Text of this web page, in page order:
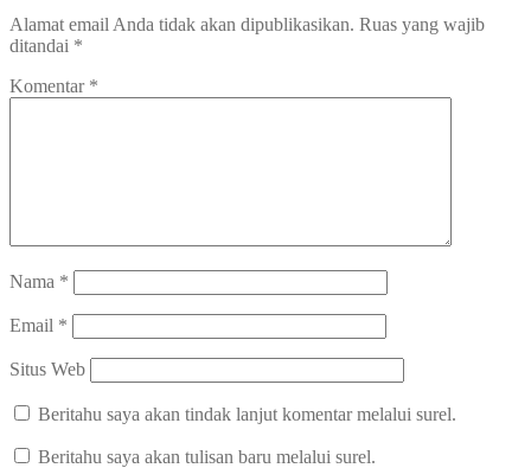
Alamat email Anda tidak akan dipublikasikan. Ruas yang wajib
ditandai *
Komentar *
Nama *
Email *
Situs Web
Beritahu saya akan tindak lanjut komentar melalui surel.
Beritahu saya akan tulisan baru melalui surel.